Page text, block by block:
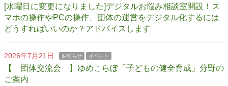
[水曜日に変更になりました]デジタルお悩み相談室開設！ス
マホの操作やPCの操作、団体の運営をデジタル化するには
どうすればいいのか？アドバイスします
2026年7月21日 お知らせ イベント
【 団体交流会 】ゆめこらぼ「子どもの健全育成」分野の
ご案内